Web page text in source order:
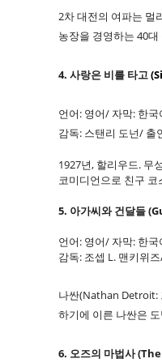
2차 대전의 여파는 멀
농장을 경영하는 40
4. 사랑은 비를 타고
언어: 영어/ 자막: 한
감독: 스탠리 도넌/ 출
1927년, 할리우드. 무
코미디언으로 친구
5. 아가씨와 건달들
언어: 영어/ 자막: 한
감독: 조셉 L. 맨키위
나싼(Nathan Detroit:
하기에 이른 나싼은
6. 오즈의 마법사